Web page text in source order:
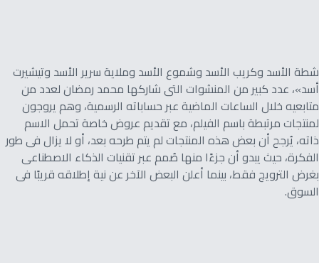
شطة الأسد وكريب الأسد وشموع الأسد وملاية سرير الأسد وتيشيرت
أسد»، عدد كبير من المنشوات التى شاركها محمد رمضان لعدد من
متابعيه خلال الساعات الماضية عبر حساباته الرسمية، وهم يروجون
لمنتجات مرتبطة باسم الفيلم، مع تقديم عروض خاصة تحمل الاسم
ذاته، يُرجح أن بعض هذه المنتجات لم يتم طرحه بعد، أو لا يزال فى طور
الفكرة، حيث يبدو أن جزءًا منها صُمم عبر تقنيات الذكاء الاصطناعى
بغرض الترويج فقط، بينما أعلن البعض الآخر عن نية إطلاقه قريبًا فى
السوق.